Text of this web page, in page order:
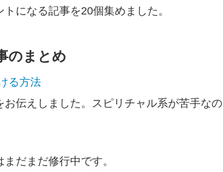
になる記事を20個集めました。
のまとめ
る方法
伝えしました。スピリチャル系が苦手なの
だまだ修行中です。